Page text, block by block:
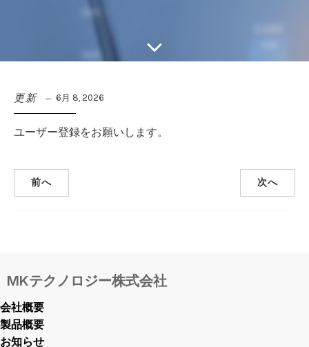
更新 6月 8, 2026
ユーザー登録をお願いします。
前へ 次へ
MKテクノロジー株式会社
会社概要
製品概要
お知らせ